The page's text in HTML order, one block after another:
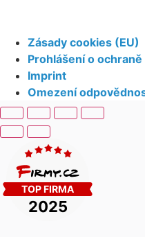
Zásady cookies (EU)
Prohlášení o
Imprint
Omezení